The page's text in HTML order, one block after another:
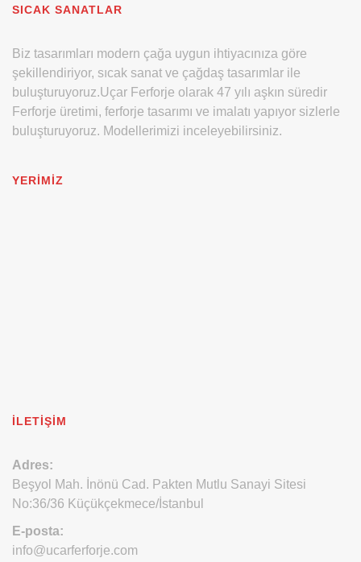
SICAK SANATLAR
Biz tasarımları modern çağa uygun ihtiyacınıza göre
şekillendiriyor, sıcak sanat ve çağdaş tasarımlar ile
buluşturuyoruz.Uçar Ferforje olarak 47 yılı aşkın süredir
Ferforje üretimi, ferforje tasarımı ve imalatı yapıyor sizlerle
buluşturuyoruz. Modellerimizi inceleyebilirsiniz.
YERIMIZ
İLETIŞIM
Adres:
Beşyol Mah. İnönü Cad. Pakten Mutlu Sanayi Sitesi
No:36/36 Küçükçekmece/İstanbul
E-posta:
info@ucarferforje.com